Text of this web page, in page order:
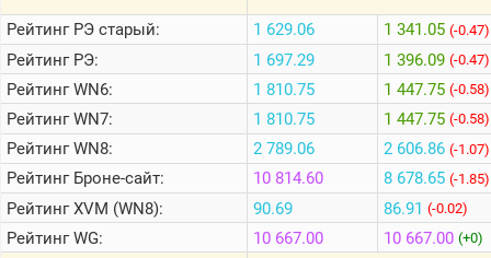
Информация
Онлайн
Цветовая
шкала
Теlegram
ВК
Портал
Мира
РейтингРЭ старый:
РейтингРЭ:
РейтингWN6:
РейтингWN7:
РейтингWN8:
РейтингБроне-сайт:
РейтингXVM (WN8):
РейтингWG:
1 629.06
1 697.29
1 810.75
1 810.75
2 789.06
10 814.60
90.69
10 667.00
1 341.05 (-0.47)
1 396.09 (-0.47)
1 447.75 (-0.58)
1 447.75 (-0.58)
2 606.86 (-1.07)
8 678.65 (-1.85)
86.91 (-0.02)
10 667.00 (+0)